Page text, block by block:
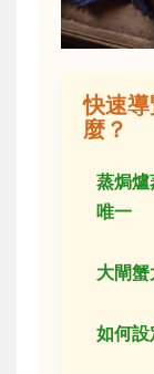
快速
麼？
蒸焗
唯一
大閘
如何